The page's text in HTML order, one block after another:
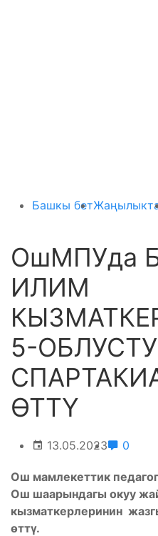
Башкы бет
ОшМПУда
ИЛИМ
5-
ӨТТҮ
13.05.2023 0
Ош мамлекеттик
Ош шаарындагы окуу
кызматкерлеринин
өттү.